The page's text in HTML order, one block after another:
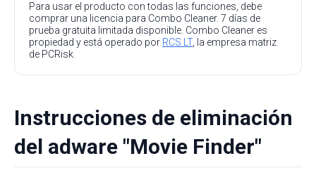
Para usar el producto con todas las funciones, debe
comprar una licencia para Combo Cleaner. 7 días de
prueba gratuita limitada disponible. Combo Cleaner es
propiedad y está operado por RCS LT, la empresa matriz
de PCRisk.
Instrucciones de eliminación
del adware "Movie Finder"